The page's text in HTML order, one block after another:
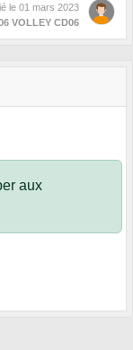
le 01 mars 2023
VOLLEY CD06
aux